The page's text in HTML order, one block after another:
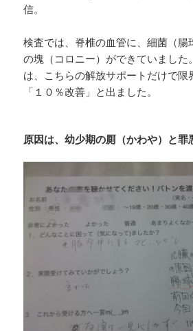
信。
検査では、脊椎の血管に、細菌（
の塊（コロニー）ができていました
は、こちらの解放サポートだけで限
「１０％改善」と出ました。
原因は、幼少期の厠（かわや）と罪